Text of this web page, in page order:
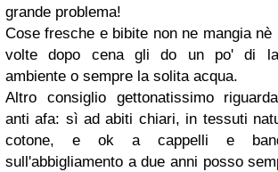
grande problema!
Cose fresche e bibite non ne mangia nè
volte dopo cena gli do un po' di
ambiente o sempre la solita acqua.
Altro consiglio gettonatissimo
anti afa: sì ad abiti chiari, in tessuti
cotone, e ok a cappelli e
sull'abbigliamento a due anni posso